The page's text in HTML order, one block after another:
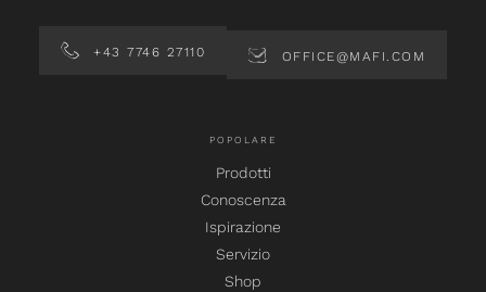
+43 7746 27110 OFFICE@MAFI.COM
POPOLARE
Prodotti
Conoscenza
Ispirazione
Servizio
Shop